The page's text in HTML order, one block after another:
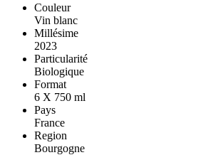
Couleur
Vin blanc
Millésime
2023
Particularité
Biologique
Format
6 X 750 ml
Pays
France
Region
Bourgogne